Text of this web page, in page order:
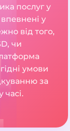
послуг у
у
від того,
чи
умови
за